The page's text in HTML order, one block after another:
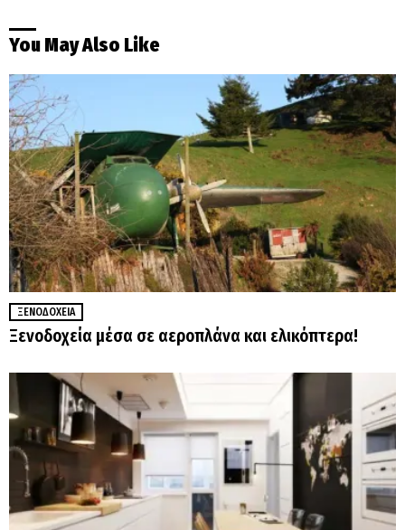
You May Also Like
ΞΕΝΟΔΟΧΕΊΑ
Ξενοδοχεία μέσα σε αεροπλάνα και ελικόπτερα!